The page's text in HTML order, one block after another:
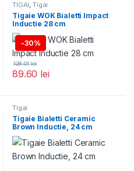
TIGAI,Tigai
Tigaie WOK Bialetti Impact
Inductie 28 cm
-30%
89.60 lei
128.01lei
Tigai
Tigaie Bialetti Ceramic
Brown Inductie, 24 cm